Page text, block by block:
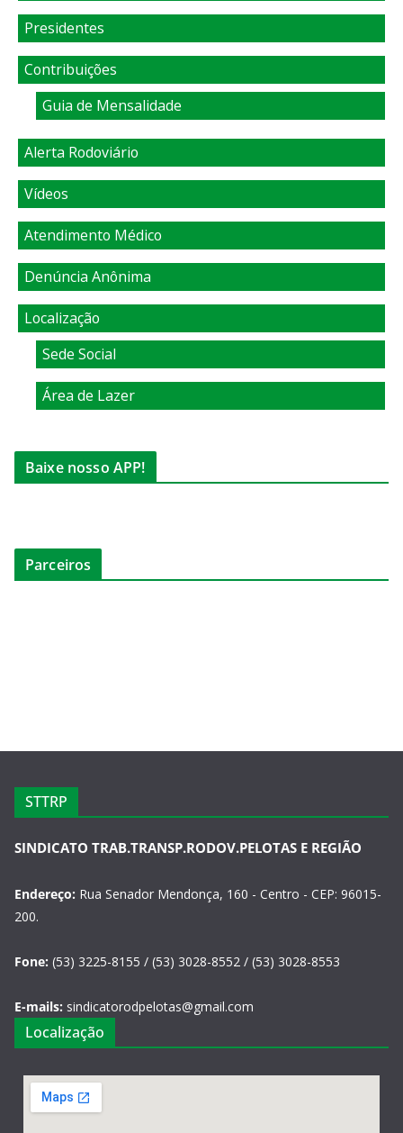
Presidentes
Contribuições
Guia de Mensalidade
Alerta Rodoviário
Vídeos
Atendimento Médico
Denúncia Anônima
Localização
Sede Social
Área de Lazer
Baixe nosso APP!
Parceiros
STTRP
SINDICATO TRAB.TRANSP.RODOV.PELOTAS E REGIÃO
Endereço: Rua Senador Mendonça, 160 - Centro - CEP: 96015-
200.
Fone: (53) 3225-8155 / (53) 3028-8552 / (53) 3028-8553
E-mails: sindicatorodpelotas@gmail.com
Localização